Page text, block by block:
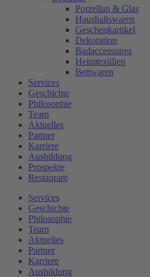
Porzellan & Glas
Haushaltswaren
Geschenkartikel
Dekoration
Badaccessoires
Heimtextilien
Bettwaren
Services
Geschichte
Philosophie
Team
Aktuelles
Partner
Karriere
Ausbildung
Prospekte
Restaurant
Services
Geschichte
Philosophie
Team
Aktuelles
Partner
Karriere
Ausbildung